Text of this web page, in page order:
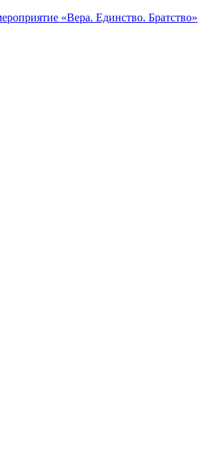
«Вера. Единство. Братство»